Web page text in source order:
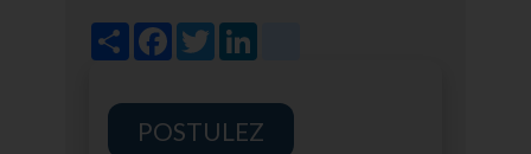
Share Facebook
Twitter
POSTULEZ